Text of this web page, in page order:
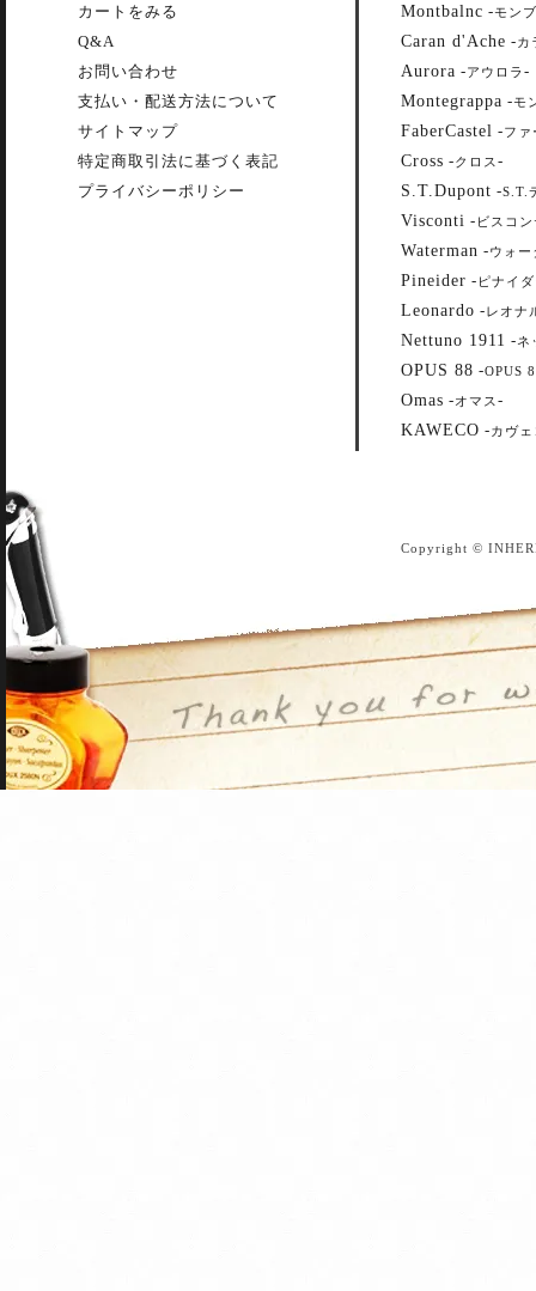
カートをみる
Q&A
お問い合わせ
支払い・配送方法について
サイトマップ
特定商取引法に基づく表記
プライバシーポリシー
Montbalnc -モン
Caran d'Ache -カ
Aurora -アウロラ -
Montegrappa -モ
FaberCastel -ファ
Cross -クロス -
S.T.Dupont -S.T.
Visconti - ビスコ
Waterman -ウォー
Pineider - ピナイ
Leonardo -レオナ
Nettuno 1911 -ネ
OPUS 88 -OPUS
Omas -オマス -
KAWECO -カヴェ
Copyright ©